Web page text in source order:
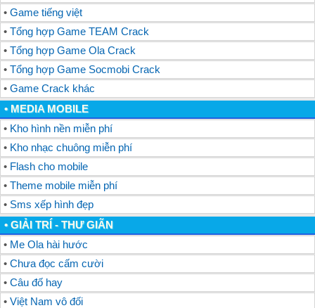
• Game tiếng việt
• Tổng hợp Game TEAM Crack
• Tổng hợp Game Ola Crack
• Tổng hợp Game Socmobi Crack
• Game Crack khác
• MEDIA MOBILE
• Kho hình nền miễn phí
• Kho nhạc chuông miễn phí
• Flash cho mobile
• Theme mobile miễn phí
• Sms xếp hình đẹp
• GIẢI TRÍ - THƯ GIÃN
• Me Ola hài hước
• Chưa đọc cấm cười
• Câu đố hay
• Việt Nam vô đối